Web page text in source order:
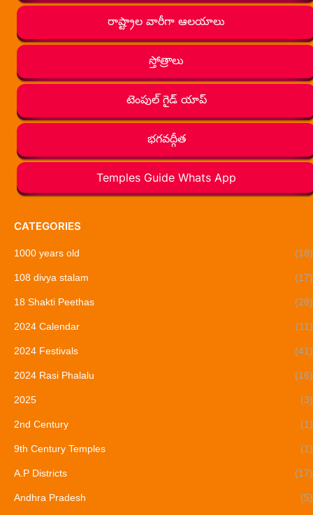
రాష్ట్రాల వారీగా ఆలయాలు
స్తోత్రాలు
టెంపుల్ గైడ్ యాప్
భగవద్గీత
Temples Guide Whats App
CATEGORIES
1000 years old (18)
108 divya stalam (17)
18 Shakti Peethas (28)
2024 Calendar (11)
2024 Festivals (41)
2024 Rasi Phalalu (16)
2025 (3)
2nd Century (1)
9th Century Temples (1)
A.P Districts (17)
Andhra Pradesh (5)